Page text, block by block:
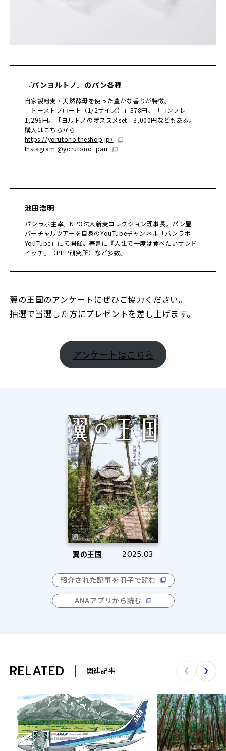
『パンヨルトノ』のパン各種
自家製粉麦・天然酵母を使った豊かな香りが特徴。
「トーストブロート（1/2サイズ）」378円、「コンプレ」
1,296円。「ヨルトノのオススメset」3,000円などもある。
購入はこちらから
https://yorutono.theshop.jp/
Instagram @yorutono_pan
池田浩明
パンラボ主宰。NPO法人新麦コレクション理事長。パン屋
バーチャルツアーを自身のYouTubeチャンネル「パンラボ
YouTube」にて開催。著書に『人生で一度は食べたいサンド
イッチ』（PHP研究所）など多数。
翼の王国のアンケートにぜひご協力ください。
抽選で当選した方にプレゼントを差し上げます。
アンケートはこちら
翼の王国 2025.03
紹介された記事を冊子で読む
ANAアプリから読む
RELATED 関連記事